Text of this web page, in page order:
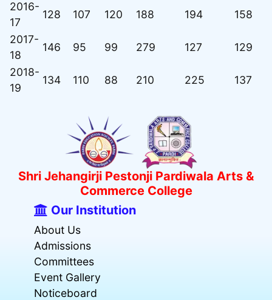
2016-
17
128 107 120 188 194
158
2017-
18
146 95 99 279 127
129
2018-
19
134 110 88 210 225 137
Shri Jehangirji Pestonji Pardiwala Arts &
Commerce College
Our Institution
About Us
Admissions
Committees
Event Gallery
Noticeboard